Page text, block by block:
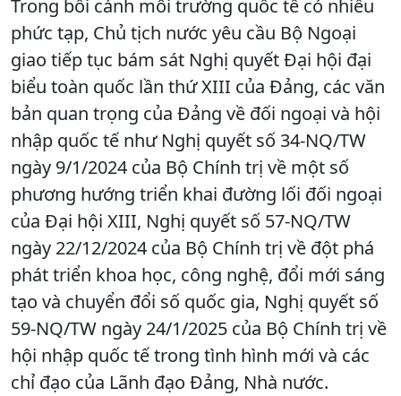
Trong bối cảnh môi trường quốc tế có nhiều
phức tạp, Chủ tịch nước yêu cầu Bộ Ngoại
giao tiếp tục bám sát Nghị quyết Đại hội đại
biểu toàn quốc lần thứ XIII của Đảng, các văn
bản quan trọng của Đảng về đối ngoại và hội
nhập quốc tế như Nghị quyết số 34-NQ/TW
ngày 9/1/2024 của Bộ Chính trị về một số
phương hướng triển khai đường lối đối ngoại
của Đại hội XIII, Nghị quyết số 57-NQ/TW
ngày 22/12/2024 của Bộ Chính trị về đột phá
phát triển khoa học, công nghệ, đổi mới sáng
tạo và chuyển đổi số quốc gia, Nghị quyết số
59-NQ/TW ngày 24/1/2025 của Bộ Chính trị về
hội nhập quốc tế trong tình hình mới và các
chỉ đạo của Lãnh đạo Đảng, Nhà nước.